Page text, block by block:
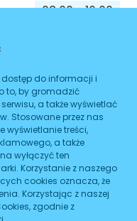
08:00-16:00
załatwisz w
dostęp do informacji i
to, by gromadzić
a także wyświetlać
Stosowane przez nas
wyświetlanie treści,
a także
wyłączyć ten
Korzystanie z naszego
cookies oznacza, że
Korzystając z naszej
zgodnie z